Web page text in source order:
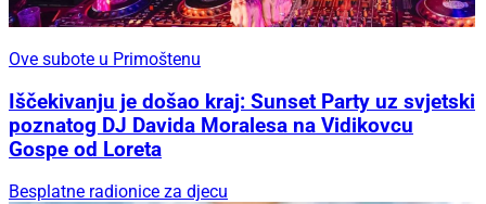
Ove subote u Primoštenu
Iščekivanju je došao kraj: Sunset Party uz svjetski
poznatog DJ Davida Moralesa na Vidikovcu
Gospe od Loreta
Besplatne radionice za djecu